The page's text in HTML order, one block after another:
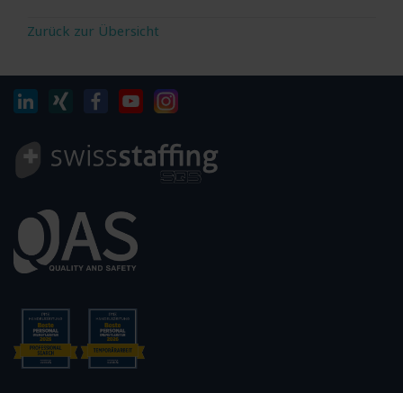
Zurück zur Übersicht